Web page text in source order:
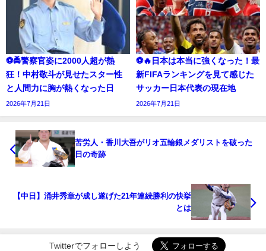
⚽🚔警察官姿に2000人超が熱
狂！中村敬斗が見せたスター性
と人間力に胸が熱くなった日
2026年7月21日
⚽🔥日本は本当に強くなった！最
新FIFAランキングを見て感じた
サッカー日本代表の現在地
2026年7月21日
苦労人・香川大吾がリオ五輪銀メダリストを破った
日の奇跡
【中日】涌井秀章が成し遂げた21年連続勝利の快挙
とは
Twitterでフォローしよう